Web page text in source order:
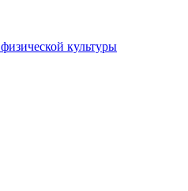
культуры